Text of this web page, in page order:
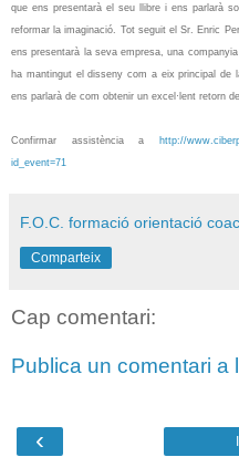
que ens presentarà el seu llibre i ens parlarà
reformar la imaginació. Tot seguit el Sr. Enric
ens presentarà la seva empresa, una
ha mantingut el disseny com a eix principal de
ens parlarà de com obtenir un excel·lent retorn
Confirmar assistència a http://
id_event=71
F.O.C. formació orientació
Comparteix
Cap comentari:
Publica un comentari a
‹